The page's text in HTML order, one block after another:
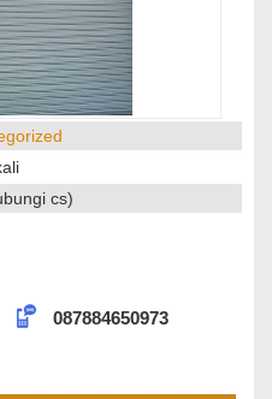
cs)
087884650973